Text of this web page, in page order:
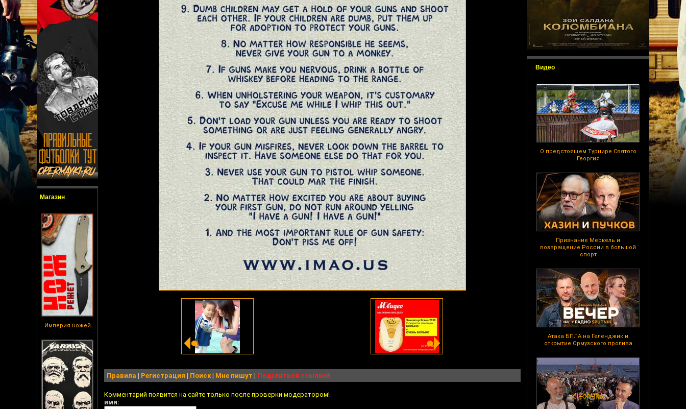
Магазин
Империя ножей
Видео
О предстоящем Турнире Святого
Георгия
Признание Меркель и
возвращение России в большой
спорт
Атака БПЛА на Геленджик и
открытие Ормузского пролива
Правила | Регистрация | Поиск| Мне пишут | Поделиться ссылкой
Комментарий появится на сайте только после проверки модератором!
имя: